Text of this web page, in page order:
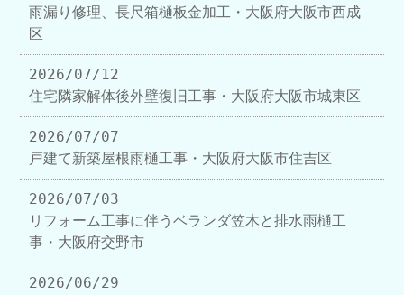
雨漏り修理、長尺箱樋板金加工・大阪府大阪市西成
区
2026/07/12
住宅隣家解体後外壁復旧工事・大阪府大阪市城東区
2026/07/07
戸建て新築屋根雨樋工事・大阪府大阪市住吉区
2026/07/03
リフォーム工事に伴うベランダ笠木と排水雨樋工
事・大阪府交野市
2026/06/29